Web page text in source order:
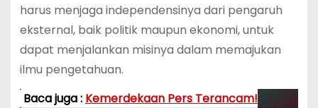
harus menjaga independensinya dari pengaruh
eksternal, baik politik maupun ekonomi, untuk
dapat menjalankan misinya dalam memajukan
ilmu pengetahuan.
Baca juga : Kemerdekaan Pers Terancam!